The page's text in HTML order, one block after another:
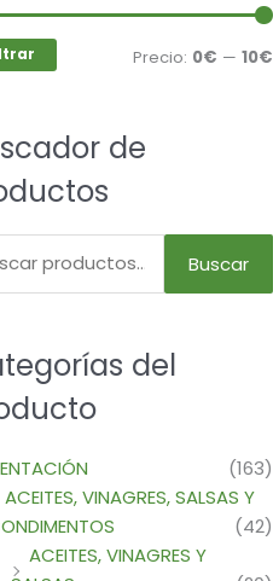
Precio: 0€ —10€
de
Buscar
del
(163)
ACEITES, VINAGRES, SALSAS Y
(42)
ACEITES, VINAGRES Y